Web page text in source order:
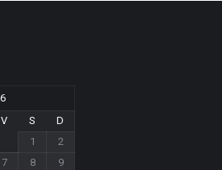
V S
D
1
2
7 8
9